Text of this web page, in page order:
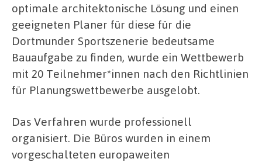
optimale architektonische Lösung und einen
geeigneten Planer für diese für die
Dortmunder Sportszenerie bedeutsame
Bauaufgabe zu finden, wurde ein Wettbewerb
mit 20 Teilnehmer*innen nach den Richtlinien
für Planungswettbewerbe ausgelobt.
Das Verfahren wurde professionell
organisiert. Die Büros wurden in einem
vorgeschalteten europaweiten